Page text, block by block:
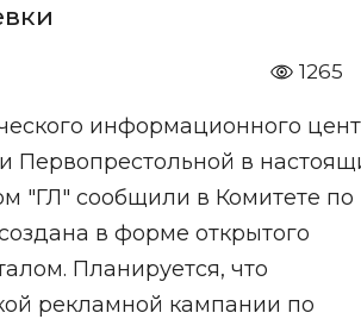
1265
информационного
Первопрестольной в
"ГЛ" сообщили в Комитете по
в форме открытого
Планируется, что
рекламной кампании по